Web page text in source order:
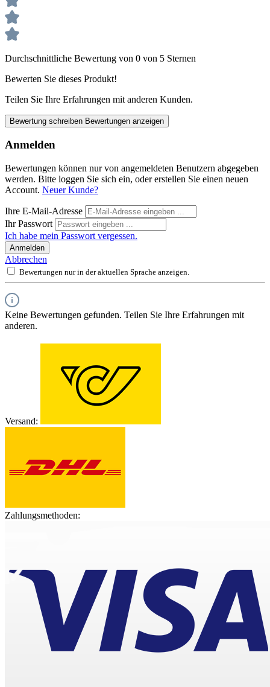
Durchschnittliche Bewertung von 0 von 5 Sternen
Bewerten Sie dieses Produkt!
Teilen Sie Ihre Erfahrungen mit anderen Kunden.
Bewertung schreiben Bewertungen anzeigen
Anmelden
Bewertungen können nur von angemeldeten Benutzern abgegeben
werden. Bitte loggen Sie sich ein, oder erstellen Sie einen neuen
Account. Neuer Kunde?
Ihre E-Mail-Adresse
Ihr Passwort
Ich habe mein Passwort vergessen.
Anmelden
Abbrechen
Bewertungen nur in der aktuellen Sprache anzeigen.
Keine Bewertungen gefunden. Teilen Sie Ihre Erfahrungen mit
anderen.
Versand:
Zahlungsmethoden: